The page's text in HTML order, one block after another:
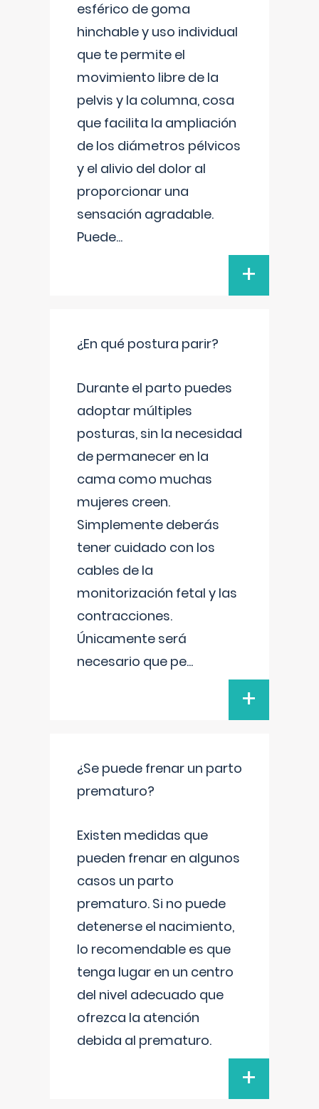
esférico de goma
hinchable y uso individual
que te permite el
movimiento libre de la
pelvis y la columna, cosa
que facilita la ampliación
de los diámetros pélvicos
y el alivio del dolor al
proporcionar una
sensación agradable.
Puede...
+
¿En qué postura parir?
Durante el parto puedes
adoptar múltiples
posturas, sin la necesidad
de permanecer en la
cama como muchas
mujeres creen.
Simplemente deberás
tener cuidado con los
cables de la
monitorización fetal y las
contracciones.
Únicamente será
necesario que pe...
+
¿Se puede frenar un parto
prematuro?
Existen medidas que
pueden frenar en algunos
casos un parto
prematuro. Si no puede
detenerse el nacimiento,
lo recomendable es que
tenga lugar en un centro
del nivel adecuado que
ofrezca la atención
debida al prematuro.
+